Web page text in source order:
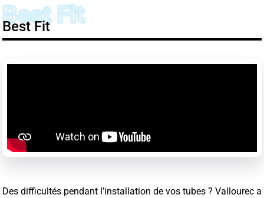
Best Fit
Best Fit
Des difficultés pendant l’installation de vos tubes ? Vallourec a